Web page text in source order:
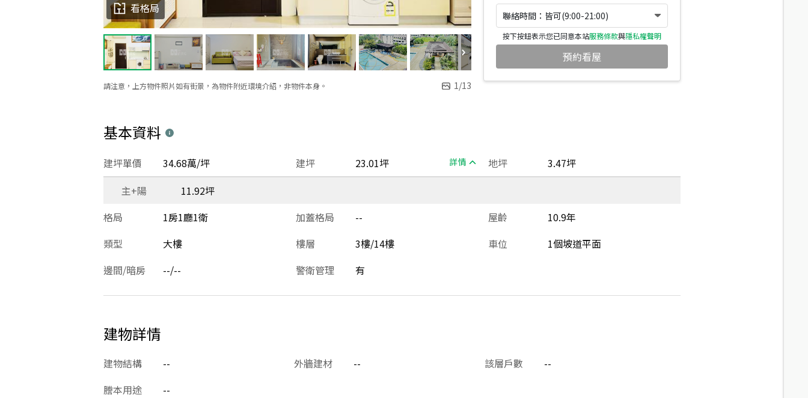
請注意，上方物件照片如有街景，為物件附近環境介紹，非物件本身。 1/13
看格局
聯絡時間：皆可(9:00-21:00)
按下按鈕表示您已同意本站服務條款與隱私權聲明
預約看屋
基本資料
建坪 23.01坪 詳情
建坪單價 34.68萬/坪 地坪
3.47坪
主+陽
11.92坪
格局
1房1廳1衛 加蓋格局 -- 屋齡
10.9年
類型
大樓 樓層 3樓/14樓 車位
1個坡道平面
邊間/暗房
--/-- 警衛管理 有
建物詳情
建物結構 -- 外牆建材 -- 該層戶數
--
謄本用途
--